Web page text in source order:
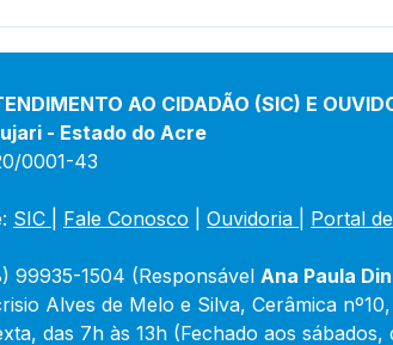
a comunidadeAO CIDADÃO (SIC) E
- Estado do Acre
0001-43
SIC Fale Conosco Ouvidoria Portal
99935-1504 (Responsável Ana Paula
Alves de Melo e Silva, Cerâmica
das 7h às 13h (Fechado aos